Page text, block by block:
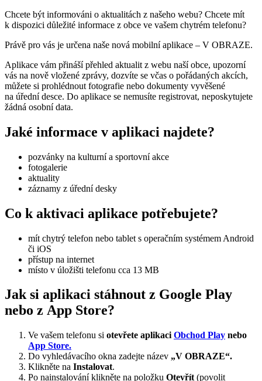
Chcete být informováni o aktualitách z našeho webu? Chcete mít
k dispozici důležité informace z obce ve vašem chytrém telefonu?
Právě pro vás je určena naše nová mobilní aplikace – V OBRAZE.
Aplikace vám přináší přehled aktualit z webu naší obce, upozorní
vás na nově vložené zprávy, dozvíte se včas o pořádaných akcích,
můžete si prohlédnout fotografie nebo dokumenty vyvěšené
na úřední desce. Do aplikace se nemusíte registrovat, neposkytujete
žádná osobní data.
Jaké informace v aplikaci najdete?
pozvánky na kulturní a sportovní akce
fotogalerie
aktuality
záznamy z úřední desky
Co k aktivaci aplikace potřebujete?
mít chytrý telefon nebo tablet s operačním systémem Android
či iOS
přístup na internet
místo v úložišti telefonu cca 13 MB
Jak si aplikaci stáhnout z Google Play
nebo z App Store?
Ve vašem telefonu si otevřete aplikaci Obchod Play nebo
App Store.
Do vyhledávacího okna zadejte název „V OBRAZE“.
Klikněte na Instalovat.
Po nainstalování klikněte na položku Otevřít (povolit